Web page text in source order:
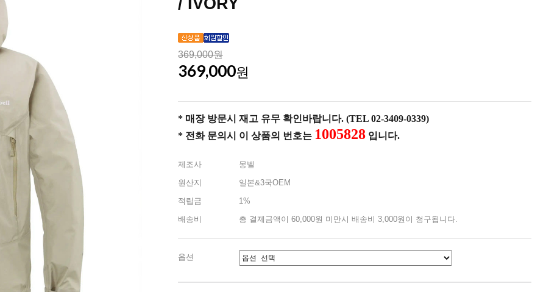
/ IVORY
369,000원
369,000원
* 매장 방문시 재고 유무 확인바랍니다. (TEL 02-3409-0339)
* 전화 문의시 이 상품의 번호는 1005828 입니다.
제조사
몽벨
원산지
일본&3국OEM
적립금
1%
배송비
총 결제금액이 60,000원 미만시 배송비 3,000원이 청구됩니다.
옵션